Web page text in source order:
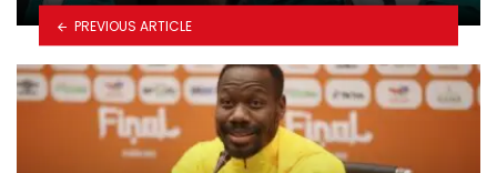
PREVIOUS ARTICLE